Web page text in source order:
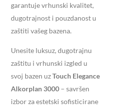
garantuje vrhunski kvalitet,
dugotrajnost i pouzdanost u
zaštiti vašeg bazena.
Unesite luksuz, dugotrajnu
zaštitu i vrhunski izgled u
svoj bazen uzTouch Elegance
Alkorplan 3000 – savršen
izbor za estetski sofisticirane